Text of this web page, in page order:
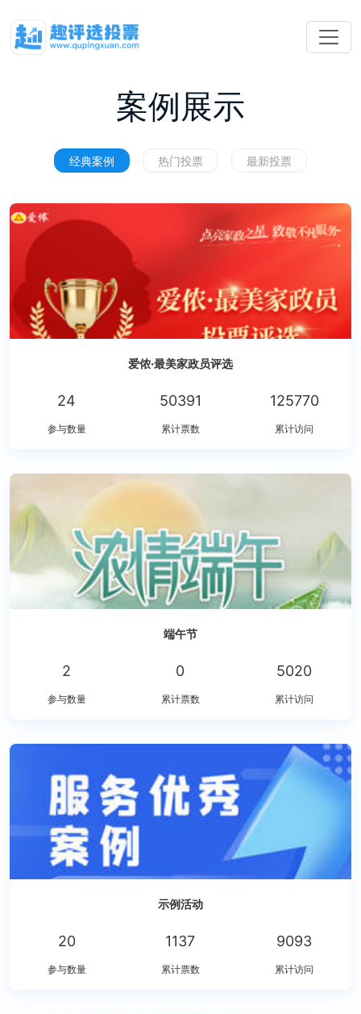
案例展示
经典案例 热门投票 最新投票
爱侬·最美家政员评选
24 50391 125770
参与数量 累计票数 累计访问
端午节
2 0 5020
参与数量 累计票数 累计访问
示例活动
20 1137 9093
参与数量 累计票数 累计访问